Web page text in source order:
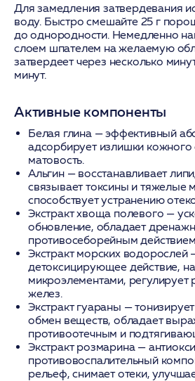
Для замедления затвердевания
воду. Быстро смешайте 25 г
до однородности. Немедленно
слоем шпателем на желаемую
затвердеет через несколько
минут.
Активные компоненты
Белая глина— эффективный
адсорбирует излишки кожного
матовость.
Альгин— восстанавливает
связывает токсины и тяжелые
способствует устранению
Экстракт хвоща полевого —
обновление, обладает
противосеборейным
Экстракт морских водорослей
детоксицирующее действие,
микроэлементами, регулирует
желез.
Экстракт гуараны —
обмен веществ, обладает
противоотечным и
Экстракт розмарина—
противовоспалительный
рельеф, снимает отеки,